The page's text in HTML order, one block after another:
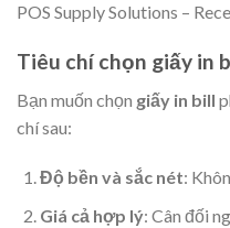
POS Supply Solutions –
Tiêu chí chọn giấy in
Bạn muốn chọn giấy in bill
chí sau:
Độ bền và sắc nét:
Giá cả hợp lý: Cân đối